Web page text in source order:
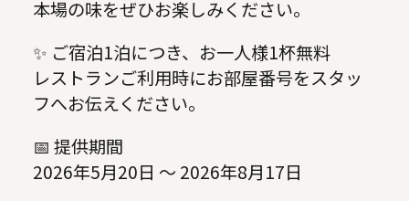
本場の味をぜひお楽しみください。
✨ ご宿泊1泊につき、お一人様1杯無料
レストランご利用時にお部屋番号をスタッ
フへお伝えください。
📅 提供期間
2026年5月20日 ～ 2026年8月17日